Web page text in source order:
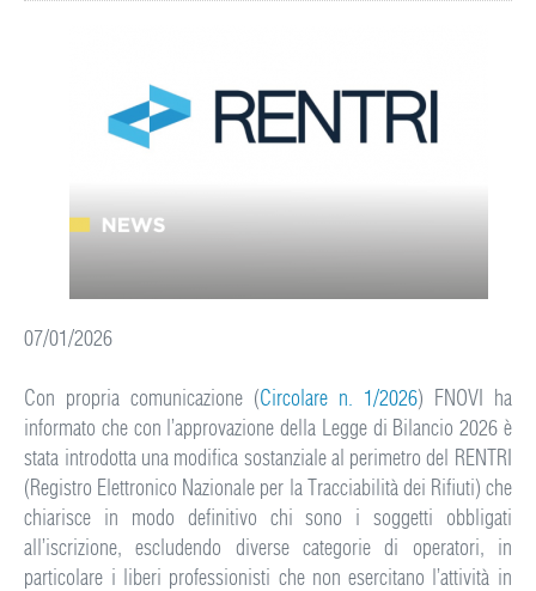
07/01/2026
Con propria comunicazione (Circolare n. 1/2026) FNOVI ha
informato che con l’approvazione della Legge di Bilancio 2026 è
stata introdotta una modifica sostanziale al perimetro del RENTRI
(Registro Elettronico Nazionale per la Tracciabilità dei Rifiuti) che
chiarisce in modo definitivo chi sono i soggetti obbligati
all’iscrizione, escludendo diverse categorie di operatori, in
particolare i liberi professionisti che non esercitano l’attività in